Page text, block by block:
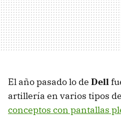
El año pasado lo de Dell
artillería en varios tipos
conceptos con pantallas